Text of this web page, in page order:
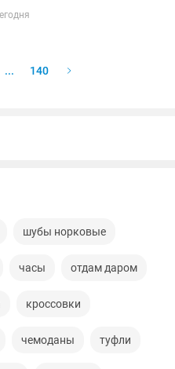
платок
... 140
шубы норковые
часы отдам даром
кроссовки
чемоданы туфли